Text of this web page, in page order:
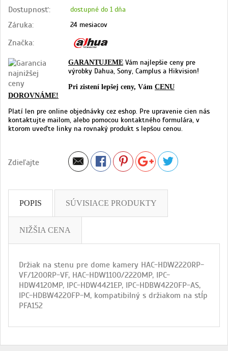
Dostupnosť: dostupné do 1 dňa
Záruka: 24 mesiacov
Značka:
GARANTUJEME Vám najlepšie ceny pre
výrobky Dahua, Sony, Camplus a Hikvision!
Pri zistení lepšej ceny, Vám CENU
DOROVNÁME!
Platí len pre online objednávky cez eshop. Pre upravenie cien nás
kontaktujte mailom, alebo pomocou kontaktného formulára, v
ktorom uveďte linky na rovnaký produkt s lepšou cenou.
Zdieľajte
POPIS SÚVISIACE PRODUKTY
NIŽŠIA CENA
Držiak na stenu pre dome kamery HAC-HDW2220RP-
VF/1200RP-VF, HAC-HDW1100/2220MP, IPC-
HDW4120MP, IPC-HDW4421EP, IPC-HDBW4220FP-AS,
IPC-HDBW4220FP-M, kompatibilný s držiakom na stĺp
PFA152